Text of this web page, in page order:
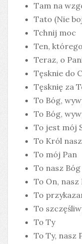
Tam na
Tato (Nie
Tchnij moc
Ten,
Teraz, o
Tęsknie do
Tęsknię za
To Bóg,
To Bóg,
To jest mój
To Król nasz
To mój Pan
To nasz Bóg
To On, nasz
To
To
To Ty
To Ty, nasz